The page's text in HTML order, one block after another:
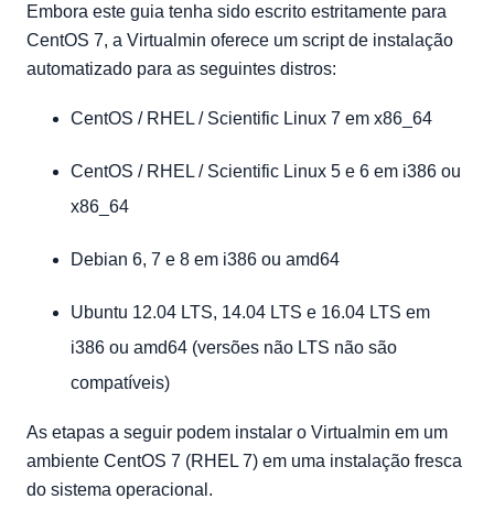
Embora este guia tenha sido escrito estritamente para
CentOS 7, a Virtualmin oferece um script de instalação
automatizado para as seguintes distros:
CentOS / RHEL / Scientific Linux 7 em x86_64
CentOS / RHEL / Scientific Linux 5 e 6 em i386 ou
x86_64
Debian 6, 7 e 8 em i386 ou amd64
Ubuntu 12.04 LTS, 14.04 LTS e 16.04 LTS em
i386 ou amd64 (versões não LTS não são
compatíveis)
As etapas a seguir podem instalar o Virtualmin em um
ambiente CentOS 7 (RHEL 7) em uma instalação fresca
do sistema operacional.